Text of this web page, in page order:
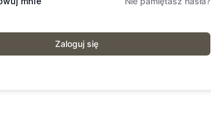
Zaloguj się